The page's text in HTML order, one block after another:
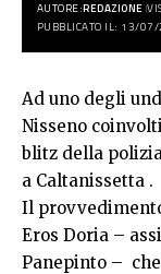
AUTORE:REDAZIONE
PUBBLICATO IL: 13/
Ad uno degli
Nisseno
blitz della
a Caltanissetta .
Il
Eros Doria –
Panepinto –